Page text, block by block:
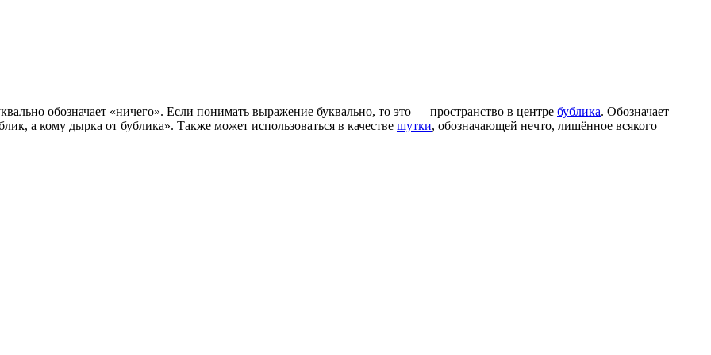
обозначает «ничего». Если понимать выражение буквально, то это — пространство в центре бублика. Обозначает
а кому дырка от бублика». Также может использоваться в качестве шутки, обозначающей нечто, лишённое всякого